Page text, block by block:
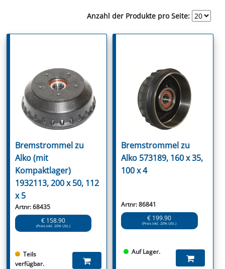
Anzahl der Produkte pro Seite:
Bremstrommel zu
Alko (mit
Kompaktlager)
1932113, 200 x 50, 112
x 5
Artnr: 68435
€ 158.90
(Preis inkl. 20% USt.)
Teils
verfügbar.
Bremstrommel zu
Alko 573189, 160 x 35,
100 x 4
Artnr: 86841
€ 199.90
(Preis inkl. 20% USt.)
Auf Lager.